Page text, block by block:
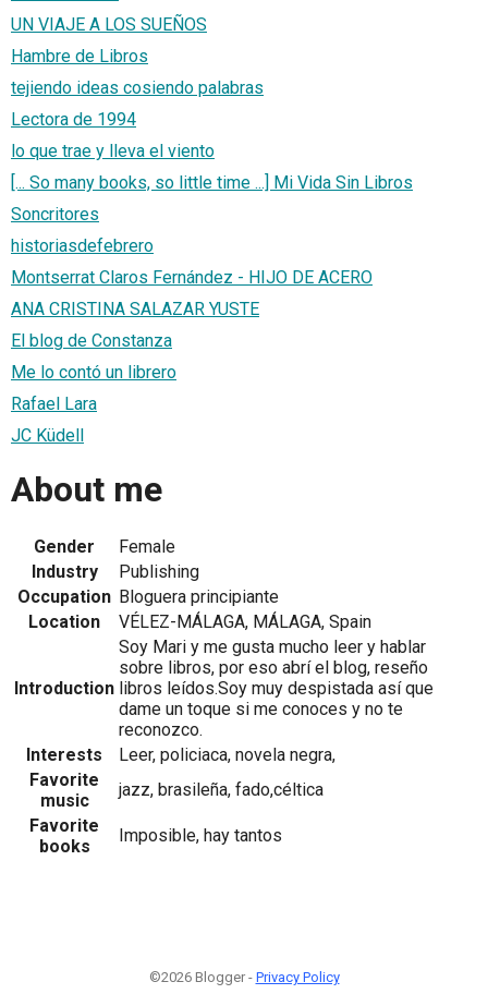
UN VIAJE A LOS SUEÑOS
Hambre de Libros
tejiendo ideas cosiendo palabras
Lectora de 1994
lo que trae y lleva el viento
[... So many books, so little time ...] Mi Vida Sin Libros
Soncritores
historiasdefebrero
Montserrat Claros Fernández - HIJO DE ACERO
ANA CRISTINA SALAZAR YUSTE
El blog de Constanza
Me lo contó un librero
Rafael Lara
JC Küdell
About me
Gender
Female
Industry
Publishing
Occupation Bloguera principiante
Location
VÉLEZ-MÁLAGA, MÁLAGA, Spain
Introduction
Soy Mari y me gusta mucho leer y hablar
sobre libros, por eso abrí el blog, reseño
libros leídos.Soy muy despistada así que
dame un toque si me conoces y no te
reconozco.
Interests
Leer, policiaca, novela negra,
Favorite
music
jazz, brasileña, fado,céltica
Favorite
books
Imposible, hay tantos
©2026 Blogger - Privacy Policy